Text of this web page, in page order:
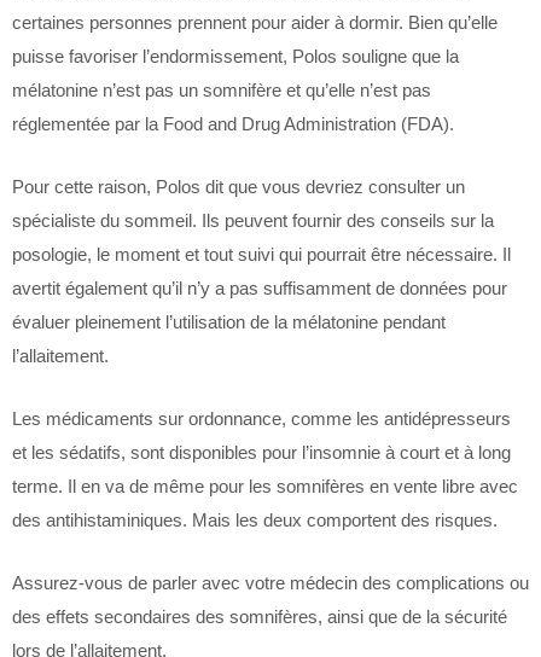
certaines personnes prennent pour aider à dormir. Bien qu’elle
puisse favoriser l’endormissement, Polos souligne que la
mélatonine n’est pas un somnifère et qu’elle n’est pas
réglementée par la Food and Drug Administration (FDA).
Pour cette raison, Polos dit que vous devriez consulter un
spécialiste du sommeil. Ils peuvent fournir des conseils sur la
posologie, le moment et tout suivi qui pourrait être nécessaire. Il
avertit également qu’il n’y a pas suffisamment de données pour
évaluer pleinement l’utilisation de la mélatonine pendant
l’allaitement.
Les médicaments sur ordonnance, comme les antidépresseurs
et les sédatifs, sont disponibles pour l’insomnie à court et à long
terme. Il en va de même pour les somnifères en vente libre avec
des antihistaminiques. Mais les deux comportent des risques.
Assurez-vous de parler avec votre médecin des complications ou
des effets secondaires des somnifères, ainsi que de la sécurité
lors de l’allaitement.